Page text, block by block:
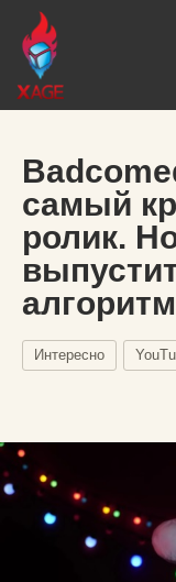
самый
ролик.
Интересно